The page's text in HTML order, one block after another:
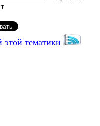
этой тематики